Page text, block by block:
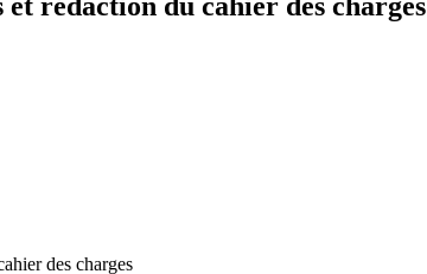
rédaction du cahier des charges